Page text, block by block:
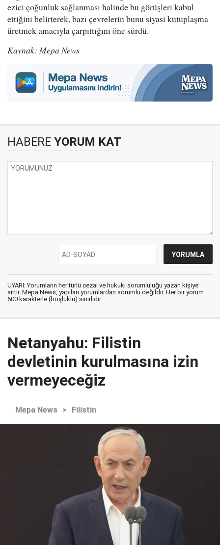
ezici çoğunluk sağlanması halinde bu görüşleri kabul
ettiğini belirterek, bazı çevrelerin bunu siyasi kutuplaşma
üretmek amacıyla çarpıttığını öne sürdü.
Kaynak: Mepa News
HABERE YORUM KAT
UYARI: Yorumların her türlü cezai ve hukuki sorumluluğu yazan kişiye
aittir. Mepa News, yapılan yorumlardan sorumlu değildir. Her bir yorum
600 karakterle (boşluklu) sınırlıdır.
Netanyahu: Filistin
devletinin kurulmasına izin
vermeyeceğiz
Mepa News > Filistin